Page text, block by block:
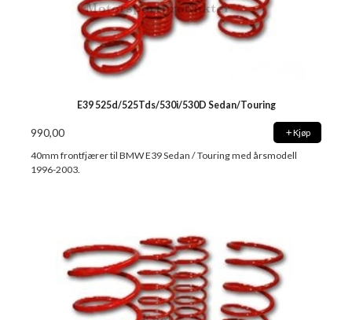
E39 525d/525Tds/530i/530D Sedan/Touring
990,00 Kjøp
40mm frontfjærer til BMW E39 Sedan / Touring med årsmodell
1996-2003.